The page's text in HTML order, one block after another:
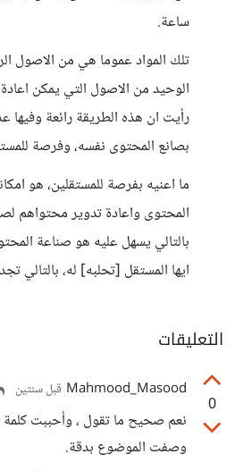
ساعة.
تلك المواد عموما هي من الاصول
الوحيد من الاصول التي يمكن
رأيت ان هذه الطريقة رائعة
بصانع المحتوى نفسه، وفرصة
ما اعنيه بفرصة للمستقلين، هو
المحتوى واعادة تدوير محتواهم
بالتالي يسهل عليه هو صناعة
ايها المستقل [تحلبه] له،
التعليقات
0
Mahmood_Masood قبل سنتين
نعم صحيح ما تقول ، وأحببت
وصفت الموضوع بدقة.